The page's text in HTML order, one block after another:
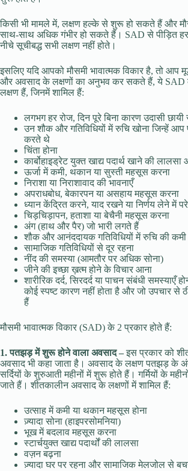
किसी भी मामले में, लक्षण हल्के से शुरू हो सकते हैं और
साथ-साथ अधिक गंभीर हो सकते हैं। SAD से पीड़ित हर
नीचे सूचीबद्ध सभी लक्षण नहीं होते।
इसलिए यदि आपको मौसमी भावात्मक विकार है, तो आप
और अवसाद के लक्षणों का अनुभव कर सकते हैं, ये
लक्षण हैं, जिनमें शामिल हैं:
लगभग हर रोज, दिन पूरे बिना कारण उदासी छायी
उन शौक और गतिविधियों में रुचि खोना जिन्हें
करते थे
चिंता होना
कार्बोहाइड्रेट युक्त खाद्य पदार्थ खाने की
ऊर्जा में कमी, थकान या सुस्ती महसूस करना
निराशा या निराशावाद की भावनाएँ
अपराधबोध, बेकारपन या असहाय महसूस करना
ध्यान केंद्रित करने, याद रखने या निर्णय लेने में
चिड़चिड़ापन, हताशा या बेचैनी महसूस करना
अंग (हाथ और पैर) जो भारी लगते हैं
शौक और आनंददायक गतिविधियों में रुचि की कमी
सामाजिक गतिविधियों से दूर रहना
नींद की समस्या (आमतौर पर अधिक सोना)
जीने की इच्छा ख़त्म होने के विचार आना
शारीरिक दर्द, सिरदर्द या पाचन संबंधी समस्याएँ
कोई स्पष्ट कारण नहीं होता है और जो उपचार से
हैं
मौसमी भावात्मक विकार (SAD) के 2 प्रकार होते हैं:
1. पतझड़ में शुरू होने वाला अवसाद –इस प्रकार को
अवसाद भी कहा जाता है। अवसाद के लक्षण पतझड़ के
सर्दियों के शुरुआती महीनों में शुरू होते हैं। गर्मियों के
जाते हैं। शीतकालीन अवसाद के लक्षणों में शामिल हैं:
उत्साह में कमी या थकान महसूस होना
ज़्यादा सोना (हाइपरसोमनिया)
भूख में बदलाव महसूस करना
स्टार्चयुक्त खाद्य पदार्थों की लालसा
वज़न बढ़ना
ज़्यादा घर पर रहना और सामाजिक मेलजोल से